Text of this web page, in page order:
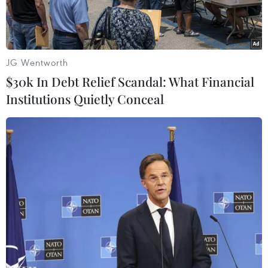
Lính thủy đánh bộ Mỹ và Hàn Quốc tham gia cuộc tập trận tại
Pyeongchang ngày 24/1. (Nguồn: AFP/TTXVN)
Hàn Quốc và Mỹ có thể xem xét việc hoãn tập
trận chung như một phần của các nỗ lực nhằm
làm giảm căng thẳng đồng thời mời Triều Tiên
tham dự Thế Vận hội (Olympic) mùa Đông, dự
JG Wentworth
$30k In Debt Relief Scandal: What Financial
Institutions Quietly Conceal